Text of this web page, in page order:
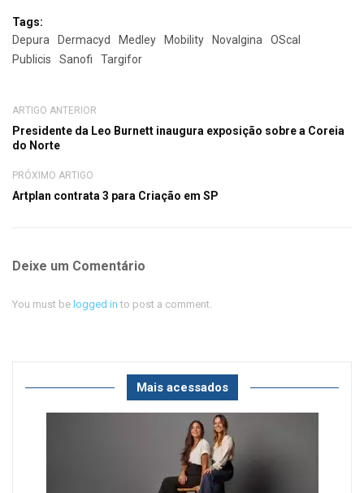
Tags:
Depura
Dermacyd Medley Mobility Novalgina
OScal
Publicis
Sanofi Targifor
ARTIGO ANTERIOR
Presidente da Leo Burnett inaugura exposição sobre a Coreia
do Norte
PRÓXIMO ARTIGO
Artplan contrata 3 para Criação em SP
Deixe um Comentário
You must be logged in to post a comment.
Mais acessados